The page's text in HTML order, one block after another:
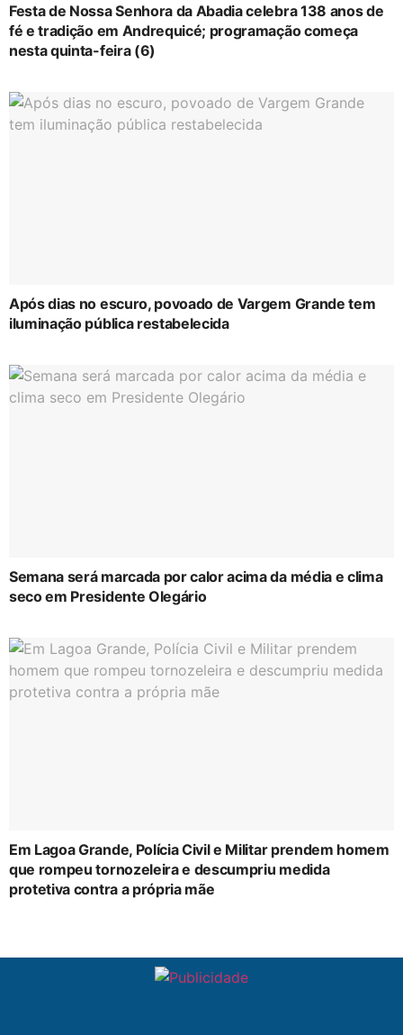
Festa de Nossa Senhora da Abadia celebra 138 anos de
fé e tradição em Andrequicé; programação começa
nesta quinta-feira (6)
Após dias no escuro, povoado de Vargem Grande tem
iluminação pública restabelecida
Semana será marcada por calor acima da média e clima
seco em Presidente Olegário
Em Lagoa Grande, Polícia Civil e Militar prendem homem
que rompeu tornozeleira e descumpriu medida
protetiva contra a própria mãe